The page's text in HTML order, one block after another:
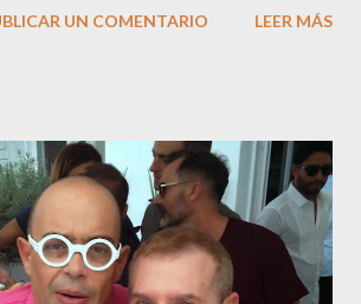
hace poco más de una semana. El top
un precioso niño. Marta ha sido toda una
primeros 3 meses de embarazo tuvo que
a un síndrome llamado
los meses fatídicos de
adelante con el embarazo, ahora es una
UN COMENTARIO LEER MÁS